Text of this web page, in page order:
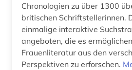
Chronologien zu über 1300
britischen Schriftstellerinnen.
einmalige interaktive
angeboten, die es
Frauenliteratur aus den
Perspektiven zu erforschen.